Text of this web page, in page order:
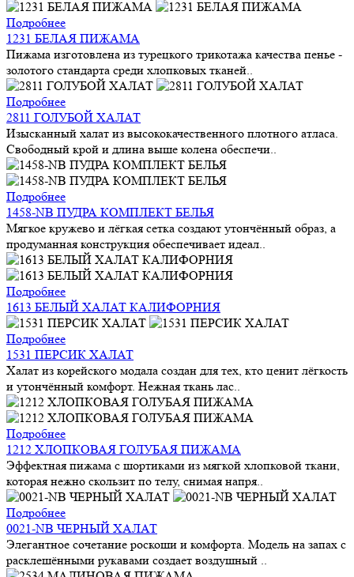
Подробнее
1231 БЕЛАЯ ПИЖАМА
Пижама изготовлена из турецкого трикотажа качества пенье -
золотого стандарта среди хлопковых тканей..
Подробнее
2811 ГОЛУБОЙ ХАЛАТ
Изысканный халат из высококачественного плотного атласа.
Свободный крой и длина выше колена обеспечи..
Подробнее
1458-NB ПУДРА КОМПЛЕКТ БЕЛЬЯ
Мягкое кружево и лёгкая сетка создают утончённый образ, а
продуманная конструкция обеспечивает идеал..
Подробнее
1613 БЕЛЫЙ ХАЛАТ КАЛИФОРНИЯ
Подробнее
1531 ПЕРСИК ХАЛАТ
Халат из корейского модала создан для тех, кто ценит лёгкость
и утончённый комфорт. Нежная ткань лас..
Подробнее
1212 ХЛОПКОВАЯ ГОЛУБАЯ ПИЖАМА
Эффектная пижама с шортиками из мягкой хлопковой ткани,
которая нежно скользит по телу, снимая напря..
Подробнее
0021-NB ЧЕРНЫЙ ХАЛАТ
Элегантное сочетание роскоши и комфорта. Модель на запах с
расклешёнными рукавами создает воздушный ..